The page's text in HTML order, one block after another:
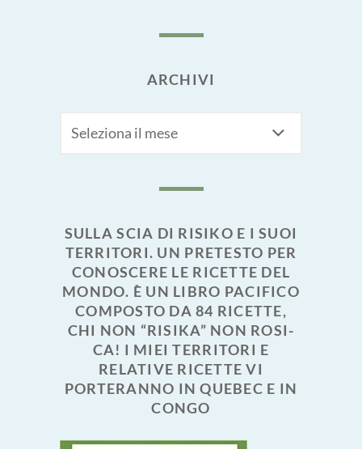
ARCHIVI
SULLA SCIA DI RISIKO E I SUOI
TERRITORI. UN PRETESTO PER
CONOSCERE LE RICETTE DEL
MONDO. È UN LIBRO PACIFICO
COMPOSTO DA 84 RICETTE,
CHI NON “RISIKA” NON ROSI-
CA! I MIEI TERRITORI E
RELATIVE RICETTE VI
PORTERANNO IN QUEBEC E IN
CONGO